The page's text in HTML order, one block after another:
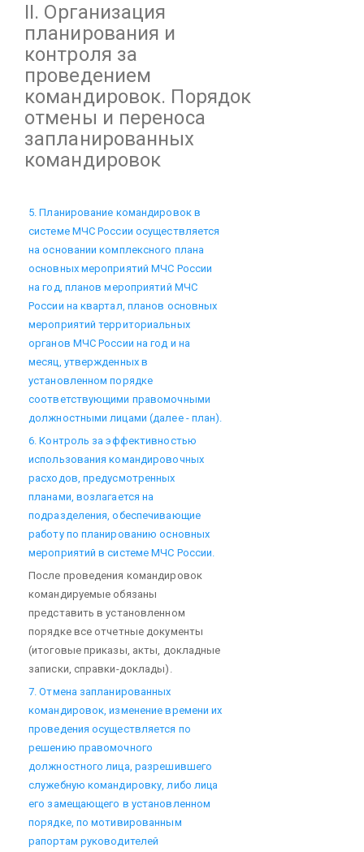
II. Организация
планирования и
контроля за
проведением
командировок. Порядок
отмены и переноса
запланированных
командировок
5. Планирование командировок в
системе МЧС России осуществляется
на основании комплексного плана
основных мероприятий МЧС России
на год, планов мероприятий МЧС
России на квартал, планов основных
мероприятий территориальных
органов МЧС России на год и на
месяц, утвержденных в
установленном порядке
соответствующими правомочными
должностными лицами (далее - план).
6. Контроль за эффективностью
использования командировочных
расходов, предусмотренных
планами, возлагается на
подразделения, обеспечивающие
работу по планированию основных
мероприятий в системе МЧС России.
После проведения командировок
командируемые обязаны
представить в установленном
порядке все отчетные документы
(итоговые приказы, акты, докладные
записки, справки-доклады).
7. Отмена запланированных
командировок, изменение времени их
проведения осуществляется по
решению правомочного
должностного лица, разрешившего
служебную командировку, либо лица
его замещающего в установленном
порядке, по мотивированным
рапортам руководителей